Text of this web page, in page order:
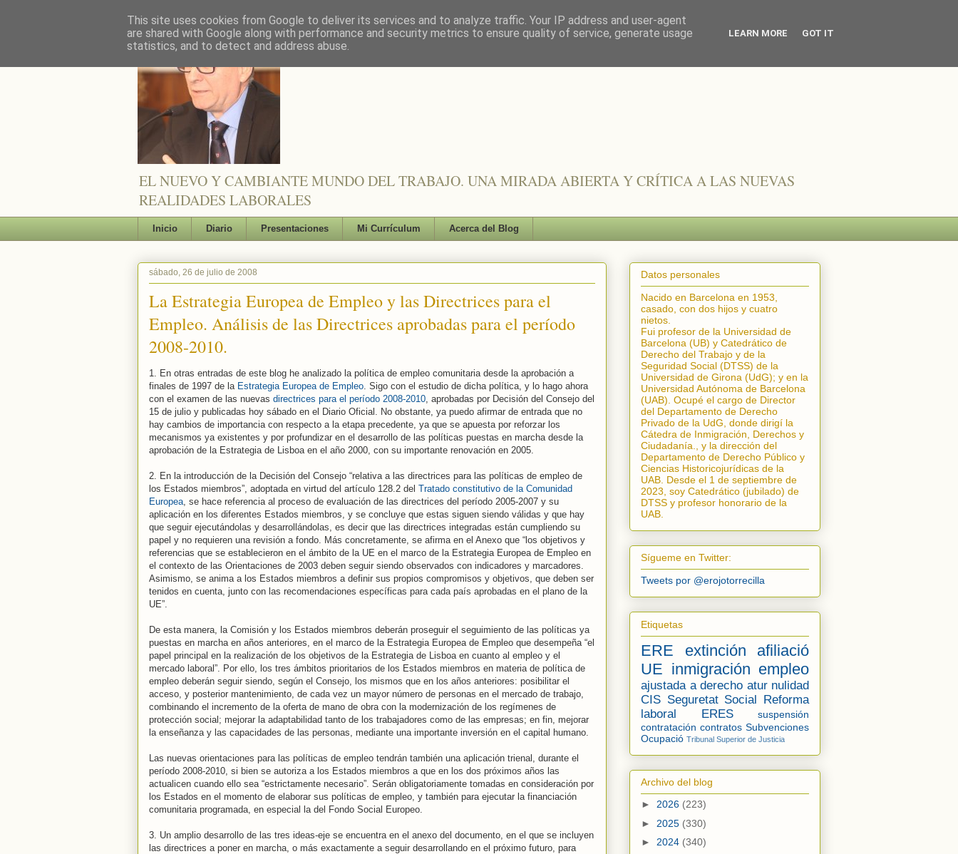
EL NUEVO Y CAMBIANTE MUNDO DEL TRABAJO. UNA MIRADA ABIERTA Y CRÍTICA A LAS NUEVAS
REALIDADES LABORALES
Inicio Diario Presentaciones Mi Currículum Acerca del Blog
sábado, 26 de julio de 2008
La Estrategia Europea de Empleo y las Directrices para el
Empleo. Análisis de las Directrices aprobadas para el período
2008-2010.
1. En otras entradas de este blog he analizado la política de empleo comunitaria desde la aprobación a
finales de 1997 de la Estrategia Europea de Empleo . Sigo con el estudio de dicha política, y lo hago ahora
con el examen de las nuevas directrices para el período 2008-2010 , aprobadas por Decisión del Consejo del
15 de julio y publicadas hoy sábado en el Diario Oficial. No obstante, ya puedo afirmar de entrada que no
hay cambios de importancia con respecto a la etapa precedente, ya que se apuesta por reforzar los
mecanismos ya existentes y por profundizar en el desarrollo de las políticas puestas en marcha desde la
aprobación de la Estrategia de Lisboa en el año 2000, con su importante renovación en 2005.
2. En la introducción de la Decisión del Consejo “relativa a las directrices para las políticas de empleo de
los Estados miembros”, adoptada en virtud del artículo 128.2 del Tratado constitutivo de la Comunidad
Europea , se hace referencia al proceso de evaluación de las directrices del período 2005-2007 y su
aplicación en los diferentes Estados miembros, y se concluye que estas siguen siendo válidas y que hay
que seguir ejecutándolas y desarrollándolas, es decir que las directrices integradas están cumpliendo su
papel y no requieren una revisión a fondo. Más concretamente, se afirma en el Anexo que “los objetivos y
referencias que se establecieron en el ámbito de la UE en el marco de la Estrategia Europea de Empleo en
el contexto de las Orientaciones de 2003 deben seguir siendo observados con indicadores y marcadores.
Asimismo, se anima a los Estados miembros a definir sus propios compromisos y objetivos, que deben ser
tenidos en cuenta, junto con las recomendaciones específicas para cada país aprobadas en el plano de la
UE”.
De esta manera, la Comisión y los Estados miembros deberán proseguir el seguimiento de las políticas ya
puestas en marcha en años anteriores, en el marco de la Estrategia Europea de Empleo que desempeña “el
papel principal en la realización de los objetivos de la Estrategia de Lisboa en cuanto al empleo y el
mercado laboral”. Por ello, los tres ámbitos prioritarios de los Estados miembros en materia de política de
empleo deberán seguir siendo, según el Consejo, los mismos que en los años anteriores: posibilitar el
acceso, y posterior mantenimiento, de cada vez un mayor número de personas en el mercado de trabajo,
combinando el incremento de la oferta de mano de obra con la modernización de los regímenes de
protección social; mejorar la adaptabilidad tanto de los trabajadores como de las empresas; en fin, mejorar
la enseñanza y las capacidades de las personas, mediante una importante inversión en el capital humano.
Las nuevas orientaciones para las políticas de empleo tendrán también una aplicación trienal, durante el
período 2008-2010, si bien se autoriza a los Estados miembros a que en los dos próximos años las
actualicen cuando ello sea “estrictamente necesario”. Serán obligatoriamente tomadas en consideración por
los Estados en el momento de elaborar sus políticas de empleo, y también para ejecutar la financiación
comunitaria programada, en especial la del Fondo Social Europeo.
3. Un amplio desarrollo de las tres ideas-eje se encuentra en el anexo del documento, en el que se incluyen
las directrices a poner en marcha, o más exactamente a seguir desarrollando en el próximo futuro, para
Datos personales
Nacido en Barcelona en 1953,
casado, con dos hijos y cuatro
nietos.
Fui profesor de la Universidad de
Barcelona (UB) y Catedrático de
Derecho del Trabajo y de la
Seguridad Social (DTSS) de la
Universidad de Girona (UdG); y en la
Universidad Autónoma de Barcelona
(UAB). Ocupé el cargo de Director
del Departamento de Derecho
Privado de la UdG, donde dirigí la
Cátedra de Inmigración, Derechos y
Ciudadanía.
, y la dirección del
Departamento de Derecho Público y
Ciencias Historicojurídicas de la
UAB. Desde el 1 de septiembre de
2023, soy Catedrático (jubilado) de
DTSS y profesor honorario de la
UAB.
Sígueme en Twitter:
Tweets por @erojotorrecilla
Etiquetas
ERE extinción
afiliació
UE inmigración empleo
ajustada a derecho atur nulidad
CIS Seguretat Social Reforma
laboral
ERES
suspensión
contratación contratos Subvenciones
Ocupació Tribunal Superior de Justicia
Archivo del blog
► 2026 (223)
► 2025 (330)
► 2024 (340)
This site uses cookies from Google to deliver its services and to analyze traffic. Your IP address and user-agent
are shared with Google along with performance and security metrics to ensure quality of service, generate usage
statistics, and to detect and address abuse.
LEARN MORE GOT IT